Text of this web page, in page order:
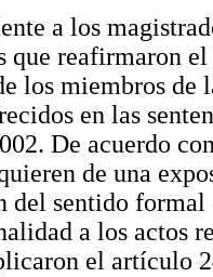
a los
que reafirmaron
los miembros de
en las
De acuerdo
de una
del sentido
a los actos
el artículo